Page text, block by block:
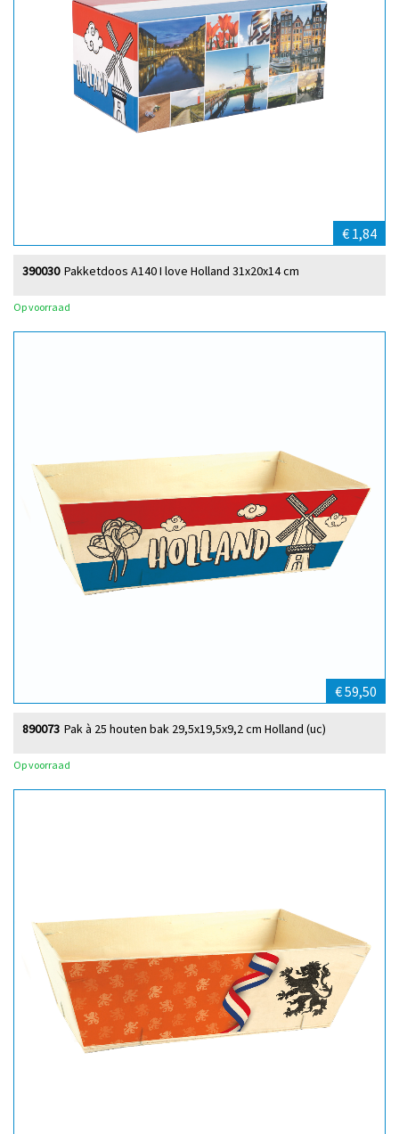
€ 1,84
Pakketdoos A140 I love Holland 31x20x14 cm
390030
Op voorraad
€ 59,50
Pak à 25 houten bak 29,5x19,5x9,2 cm Holland (uc)
890073
Op voorraad